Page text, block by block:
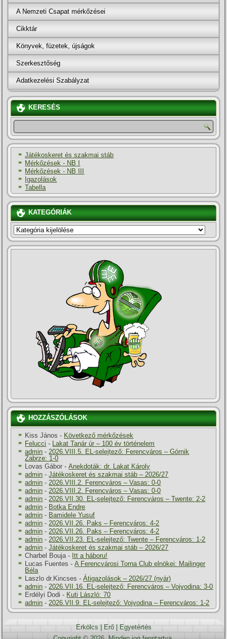
A Nemzeti Csapat mérkőzései
Cikktár
Könyvek, füzetek, újságok
Szerkesztőség
Adatkezelési Szabályzat
KERESÉS
Játékoskeret és szakmai stáb
Mérkőzések - NB I
Mérkőzések - NB III
Igazolások
Tabella
KATEGÓRIÁK
KATEGÓRIÁK
HOZZÁSZÓLÁSOK
Kiss János - Következő mérkőzések
Felucci -
Lakat Tanár úr – 100 év történelem
admin - 2026.VIII.5. EL-selejtező: Ferencváros – Górnik
Zabrze: 1-0
Lovas Gábor -Anekdoták: dr. Lakat Károly
admin -Játékoskeret és szakmai stáb – 2026/27
admin - 2026.VIII.2. Ferencváros – Vasas: 0-0
admin - 2026.VIII.2. Ferencváros – Vasas: 0-0
admin - 2026.VII.30. EL-selejtező: Ferencváros – Twente: 2-2
admin - Botka Endre
admin - Bamidele Yusuf
admin - 2026.VII.26. Paks – Ferencváros: 4-2
admin - 2026.VII.26. Paks – Ferencváros: 4-2
admin - 2026.VII.23. EL-selejtező: Twente – Ferencváros: 1-2
admin -Játékoskeret és szakmai stáb – 2026/27
Charbel Bouja - Itt a háboru!
Lucas Fuentes -A Ferencvárosi Torna Club elnökei: Mailinger
Béla
Laszlo dr.Kincses -Átigazolások – 2026/27 (nyár)
admin - 2026.VII.16. EL-selejtező: Ferencváros – Vojvodina: 3-0
Erdélyi Dodi - Kuti László: 70
admin - 2026.VII.9. EL-selejtező: Vojvodina – Ferencváros: 1-2
Erkölcs Erő|
Egyetértés